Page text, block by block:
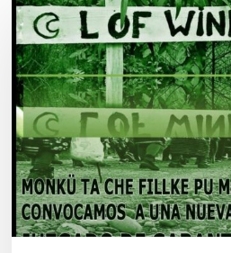
Winkül
Küsra
convoca
a
apoyar
audiencia
en
Juzgado